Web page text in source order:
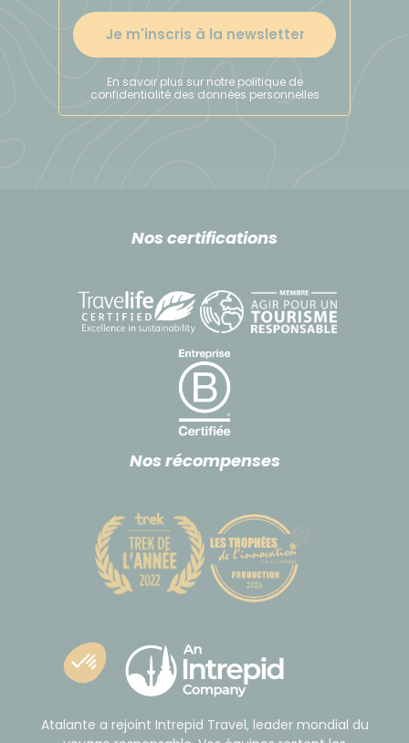
Je m'inscris à la newsletter
En savoir plus sur notre politique de
confidentialité des données personnelles
Nos certifications
Nos récompenses
Atalante a rejoint Intrepid Travel, leader mondial du